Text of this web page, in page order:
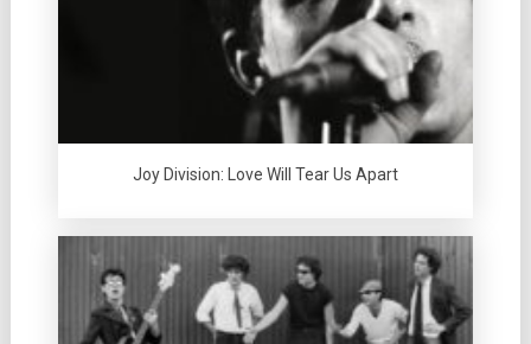
Joy Division: Love Will Tear Us Apart